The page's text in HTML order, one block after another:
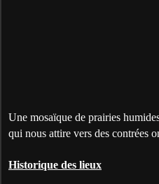
Une mosaïque de prairies
qui nous attire vers des contrées
Historique des lieux